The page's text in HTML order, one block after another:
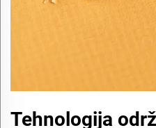
Tehnologija